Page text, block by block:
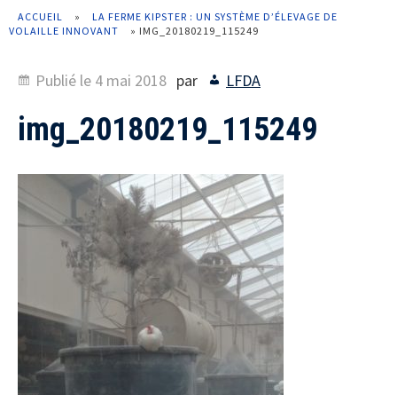
ACCUEIL »
LA FERME KIPSTER : UN SYSTÈME D’ÉLEVAGE DE
VOLAILLE INNOVANT
» IMG_20180219_115249
Publié le 4 mai 2018 par LFDA
img_20180219_115249